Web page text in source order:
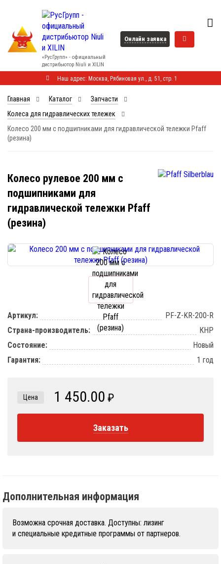
«РусГрупп» - официальный
диcтрибьютор Niuli и XILIN
Онлайн заявка
Наш адрес: Москва, Рябиновая ул., д. 51, стр. 1
Главная Каталог
Запчасти
Колеса для гидравлических тележек
Колесо 200 мм с подшипниками для гидравлической тележки Pfaff
(резина)
Колесо рулевое 200 мм с
подшипниками для
гидравлической тележки Pfaff
(резина)
Артикул:
PF-Z-KR-200-R
Страна-производитель:
КНР
Состояние:
Новый
Гарантия:
1 год
Цена 1 450.00 ₽
Заказать
Дополнительная информация
Возможна срочная доставка. Доступны: лизинг
и специальные кредитные программы от партнеров.